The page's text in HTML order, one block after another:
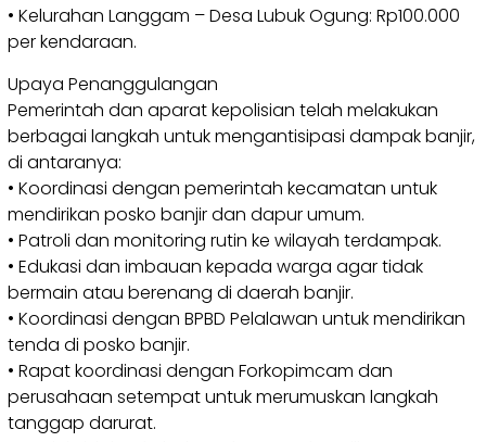
• Kelurahan Langgam – Desa Lubuk Ogung: Rp100.000
per kendaraan.
Upaya Penanggulangan
Pemerintah dan aparat kepolisian telah melakukan
berbagai langkah untuk mengantisipasi dampak banjir,
di antaranya:
• Koordinasi dengan pemerintah kecamatan untuk
mendirikan posko banjir dan dapur umum.
• Patroli dan monitoring rutin ke wilayah terdampak.
• Edukasi dan imbauan kepada warga agar tidak
bermain atau berenang di daerah banjir.
• Koordinasi dengan BPBD Pelalawan untuk mendirikan
tenda di posko banjir.
• Rapat koordinasi dengan Forkopimcam dan
perusahaan setempat untuk merumuskan langkah
tanggap darurat.